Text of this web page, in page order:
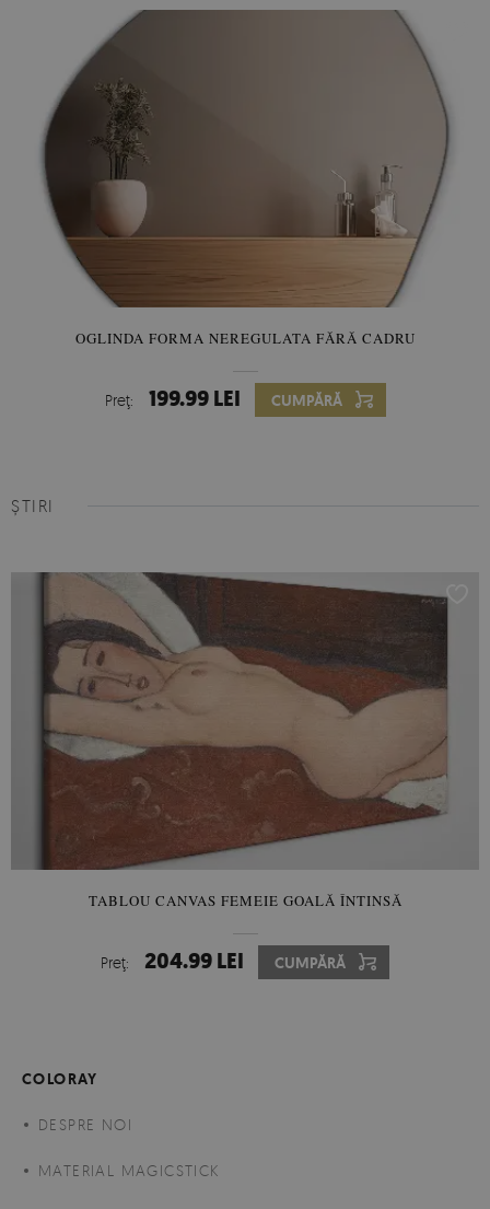
OGLINDA FORMA NEREGULATA FĂRĂ CADRU
Preţ: 199.99 LEI CUMPĂRĂ
ȘTIRI
TABLOU CANVAS FEMEIE GOALĂ ÎNTINSĂ
Preţ: 204.99 LEI CUMPĂRĂ
COLORAY
DESPRE NOI
MATERIAL MAGICSTICK